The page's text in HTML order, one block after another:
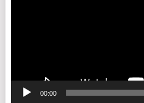
00:00